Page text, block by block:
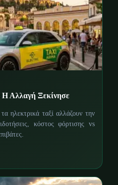
Αλλαγή Ξεκίνησε
ηλεκτρικά ταξί αλλάζουν την
κόστος φόρτισης vs